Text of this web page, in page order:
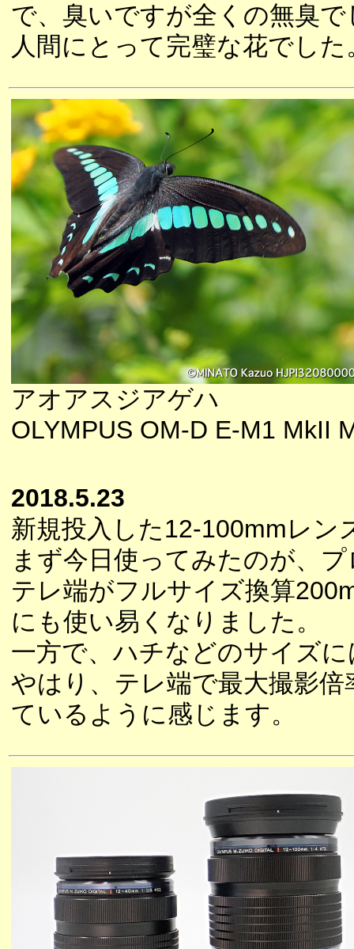
で、臭いですが全くの無臭で
人間にとって完璧な花でした
アオアスジアゲハ
OLYMPUS OM-D E-M1 MkII
2018.5.23
新規投入した12-100mmレン
まず今日使ってみたのが、
テレ端がフルサイズ換算
にも使い易くなりました。
一方で、ハチなどのサイズ
やはり、テレ端で最大撮影
ているように感じます。